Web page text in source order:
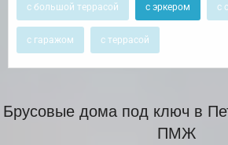
с большой террасой с эркером с
с гаражом с террасой
Брусовые дома под ключ в
ПМЖ